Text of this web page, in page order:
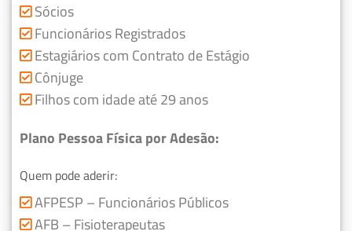
Sócios
Funcionários Registrados
Estagiários com Contrato de Estágio
Cônjuge
Filhos com idade até 29 anos
Plano Pessoa Física por Adesão:
Quem pode aderir:
AFPESP – Funcionários Públicos
AFB – Fisioterapeutas